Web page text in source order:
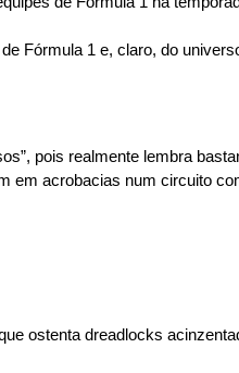
Fórmula 1 e, claro, do
pois realmente lembra
acrobacias num circuito
ostenta dreadlocks